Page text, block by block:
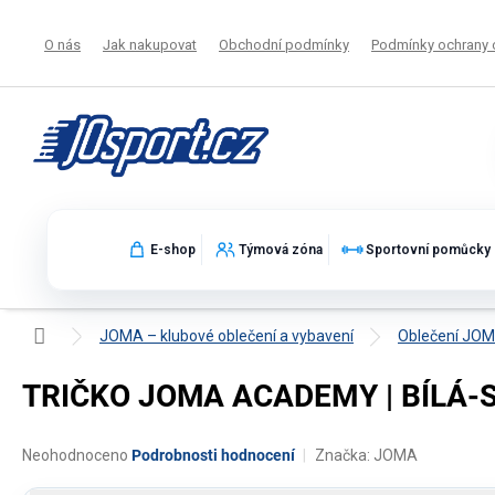
O nás Jak nakupovat Obchodní podmínky Podmínky ochrany
E-shop Týmová zóna Sportovní pomůcky
Domů JOMA – klubové oblečení a vybavení Oblečení
TRIČKO JOMA ACADEMY | BÍLÁ-
Průměrné
Neohodnoceno Podrobnosti hodnocení Značka: JOMA